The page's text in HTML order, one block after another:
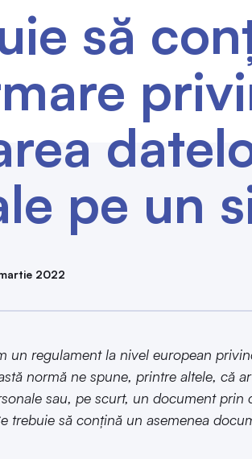
să
pe un
2022
un regulament la nivel european
normă ne spune, printre altele, că
sau, pe scurt, un document
trebuie să conțină un asemenea